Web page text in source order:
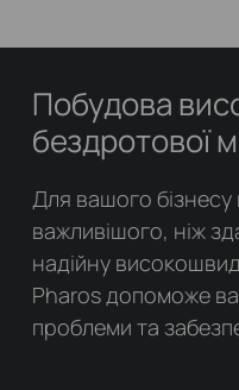
Побудова
бездротової
Для вашого бізнесу
важливішого, ніж
надійну
Pharos допоможе
проблеми та